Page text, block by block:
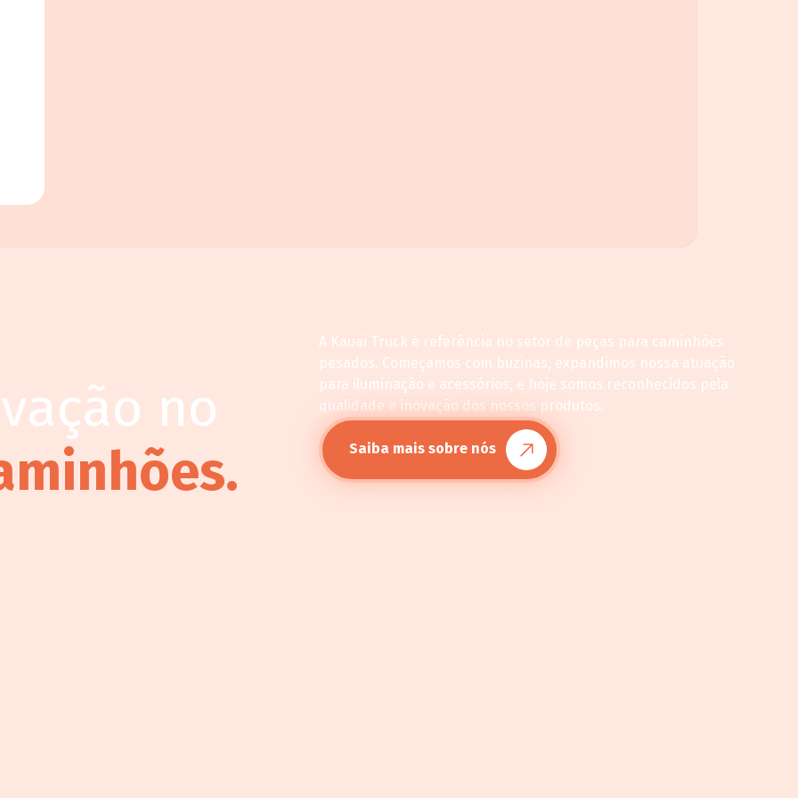
no
A Kauai Truck é referência no setor de peças para caminhões
pesados. Começamos com buzinas, expandimos nossa atuação
para iluminação e acessórios, e hoje somos reconhecidos pela
qualidade e inovação dos nossos produtos.
Saiba mais sobre nós